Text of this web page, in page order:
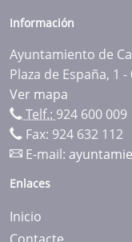
Información
Ayuntamiento de
Plaza de España, 1
Ver mapa
Telf.: 924 600 009
Fax: 924 632 112
E-mail:
Enlaces
Inicio